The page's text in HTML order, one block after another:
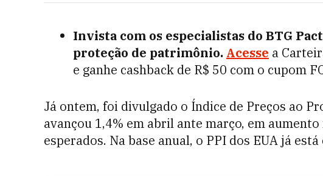
Invista com os especialistas do BTG
proteção de patrimônio. Acesse a
e ganhe cashback de R$ 50 com o cupom
Já ontem, foi divulgado o Índice de Preços ao
avançou 1,4% em abril ante março, em
esperados. Na base anual, o PPI dos EUA já está